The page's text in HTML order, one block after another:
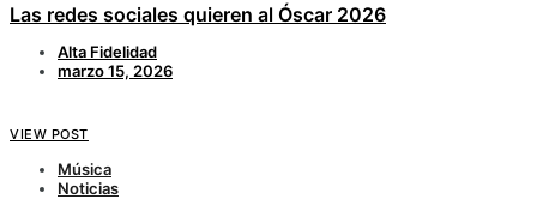
Las redes sociales quieren al Óscar 2026
Alta Fidelidad
marzo 15, 2026
VIEW POST
Música
Noticias